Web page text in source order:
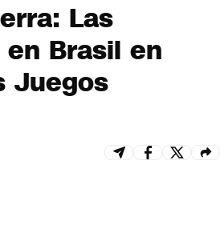
Las
Brasil en
Juegos